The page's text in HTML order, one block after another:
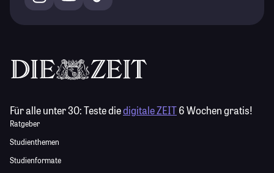
Für alle unter 30:Teste diedigitale ZEIT6 Wochen gratis!
Ratgeber
Studienthemen
Studienformate